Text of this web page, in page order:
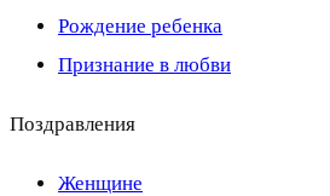
Рождение ребенка
Признание в любви
Поздравления
Женщине